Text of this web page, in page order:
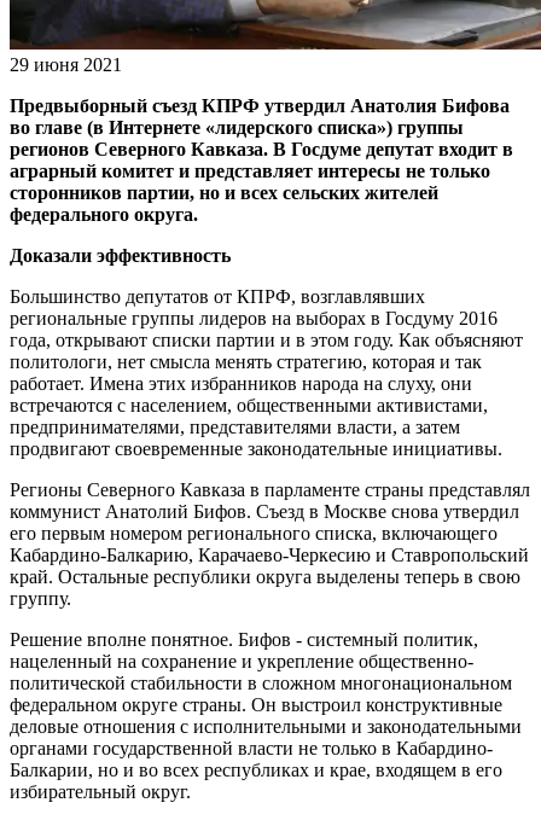
29 июня 2021
Предвыборный съезд КПРФ утвердил Анатолия Бифова
во главе (в Интернете «лидерского списка») группы
регионов Северного Кавказа. В Госдуме депутат входит в
аграрный комитет и представляет интересы не только
сторонников партии, но и всех сельских жителей
федерального округа.
Доказали эффективность
Большинство депутатов от КПРФ, возглавлявших
региональные группы лидеров на выборах в Госдуму 2016
года, открывают списки партии и в этом году. Как объясняют
политологи, нет смысла менять стратегию, которая и так
работает. Имена этих избранников народа на слуху, они
встречаются с населением, общественными активистами,
предпринимателями, представителями власти, а затем
продвигают своевременные законодательные инициативы.
Регионы Северного Кавказа в парламенте страны представлял
коммунист Анатолий Бифов. Съезд в Москве снова утвердил
его первым номером регионального списка, включающего
Кабардино-Балкарию, Карачаево-Черкесию и Ставропольский
край. Остальные республики округа выделены теперь в свою
группу.
Решение вполне понятное. Бифов - системный политик,
нацеленный на сохранение и укрепление общественно-
политической стабильности в сложном многонациональном
федеральном округе страны. Он выстроил конструктивные
деловые отношения с исполнительными и законодательными
органами государственной власти не только в Кабардино-
Балкарии, но и во всех республиках и крае, входящем в его
избирательный округ.